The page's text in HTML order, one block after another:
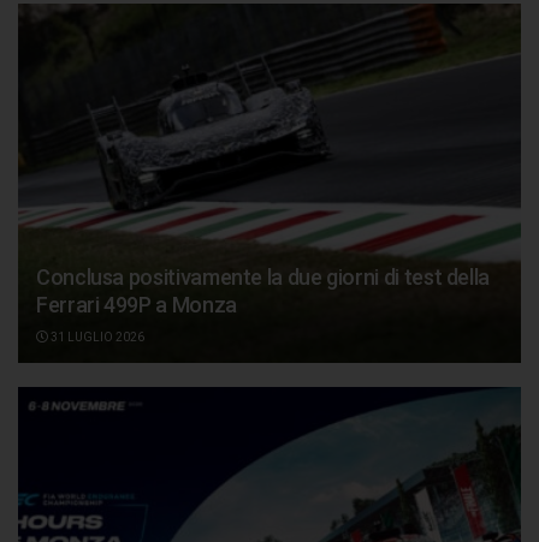
Conclusa positivamente la due giorni di test della
Ferrari 499P a Monza
31 LUGLIO 2026